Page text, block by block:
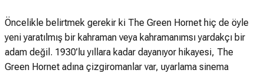
Öncelikle belirtmek gerekir ki The Green Hornet hiç de öyle
yeni yaratılmış bir kahraman veya kahramanımsı yardakçı bir
adam değil. 1930’lu yıllara kadar dayanıyor hikayesi, The
Green Hornet adına çizgiromanlar var, uyarlama sinema